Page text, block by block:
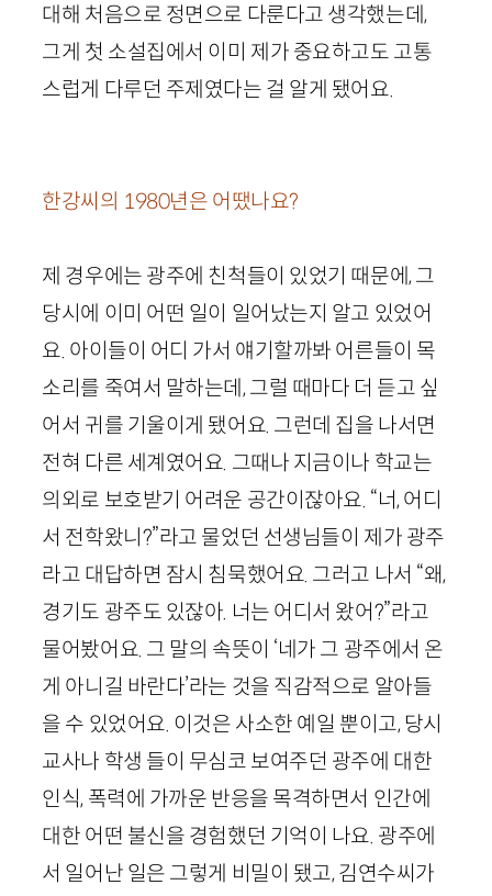
대해 처음으로 정면으로 다룬다고 생각했는데,
그게 첫 소설집에서 이미 제가 중요하고도 고통
스럽게 다루던 주제였다는 걸 알게 됐어요.
한강씨의 1980년은 어땠나요?
제 경우에는 광주에 친척들이 있었기 때문에, 그
당시에 이미 어떤 일이 일어났는지 알고 있었어
요. 아이들이 어디 가서 얘기할까봐 어른들이 목
소리를 죽여서 말하는데, 그럴 때마다 더 듣고 싶
어서 귀를 기울이게 됐어요. 그런데 집을 나서면
전혀 다른 세계였어요. 그때나 지금이나 학교는
의외로 보호받기 어려운 공간이잖아요. “너, 어디
서 전학왔니?”라고 물었던 선생님들이 제가 광주
라고 대답하면 잠시 침묵했어요. 그러고 나서 “왜,
경기도 광주도 있잖아. 너는 어디서 왔어?”라고
물어봤어요. 그 말의 속뜻이 ‘네가 그 광주에서 온
게 아니길 바란다’라는 것을 직감적으로 알아들
을 수 있었어요. 이것은 사소한 예일 뿐이고, 당시
교사나 학생 들이 무심코 보여주던 광주에 대한
인식, 폭력에 가까운 반응을 목격하면서 인간에
대한 어떤 불신을 경험했던 기억이 나요. 광주에
서 일어난 일은 그렇게 비밀이 됐고, 김연수씨가